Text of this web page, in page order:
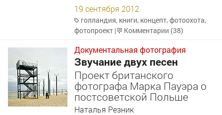
19 сентября 2012
голландия, книги, концепт,фотоохота,
фотопроект | Комментарии (38)
Документальная фотография
Звучание двух песен
Проект британского
фотографа Марка Пауэра о
постсоветской Польше
Наталья Резник